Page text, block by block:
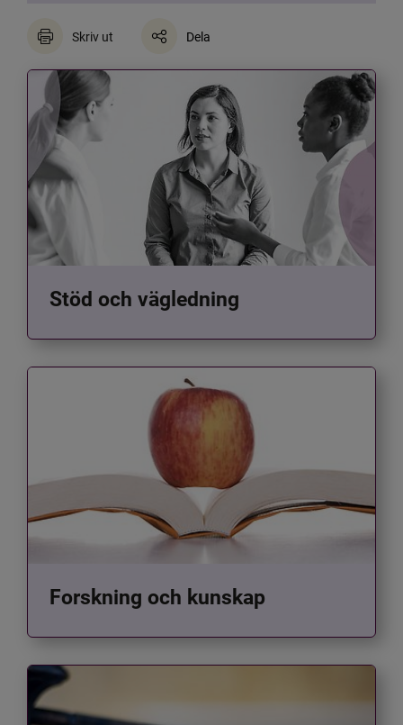
Skriv ut Dela
Stöd och vägledning
Forskning och kunskap